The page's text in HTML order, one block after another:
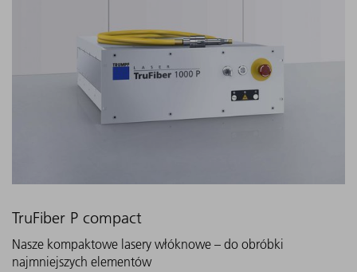
TruFiber P compact
Nasze kompaktowe lasery włóknowe – do obróbki
najmniejszych elementów